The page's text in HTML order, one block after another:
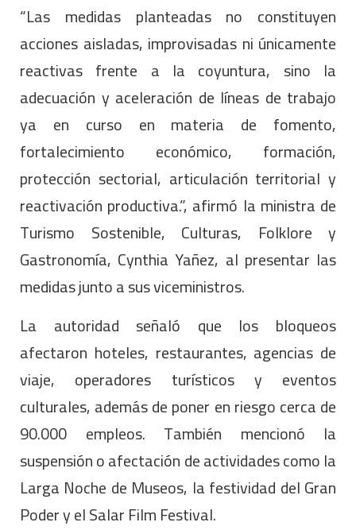
“Las medidas planteadas no constituyen
acciones aisladas, improvisadas ni únicamente
reactivas frente a la coyuntura, sino la
adecuación y aceleración de líneas de trabajo
ya en curso en materia de fomento,
fortalecimiento económico, formación,
protección sectorial, articulación territorial y
reactivación productiva.”, afirmó la ministra de
Turismo Sostenible, Culturas, Folklore y
Gastronomía, Cynthia Yañez, al presentar las
medidas junto a sus viceministros.
La autoridad señaló que los bloqueos
afectaron hoteles, restaurantes, agencias de
viaje, operadores turísticos y eventos
culturales, además de poner en riesgo cerca de
90.000 empleos. También mencionó la
suspensión o afectación de actividades como la
Larga Noche de Museos, la festividad del Gran
Poder y el Salar Film Festival.